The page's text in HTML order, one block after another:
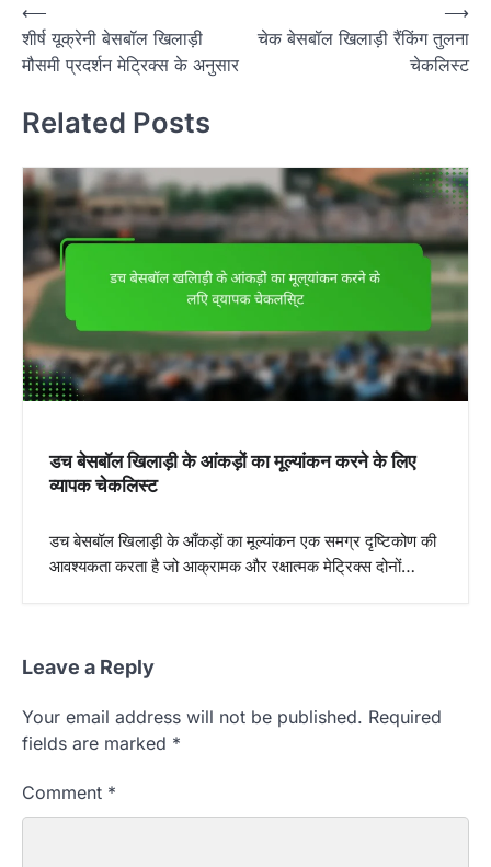
P
o
t
a
v
g
a
t
i
⟵
शीर्ष यूक्रेनी बेसबॉल खिलाड़ी
मौसमी प्रदर्शन मेट्रिक्स के अनुसार
चेक बेसबॉल खिलाड़ी रैंकिंग तुलना
चेकलिस्ट
⟶
Related Posts
डच बेसबॉल खिलाड़ी के आंकड़ों का मूल्यांकन करने के लिए
व्यापक चेकलिस्ट
डच बेसबॉल खिलाड़ी के आँकड़ों का मूल्यांकन एक समग्र दृष्टिकोण की
आवश्यकता करता है जो आक्रामक और रक्षात्मक मेट्रिक्स दोनों…
Leave a Reply
Your email address will not be published. Required
fields are marked *
Comment *